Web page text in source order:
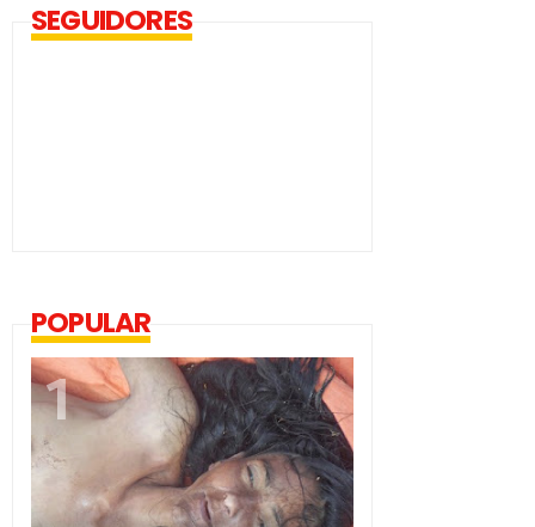
SEGUIDORES
POPULAR